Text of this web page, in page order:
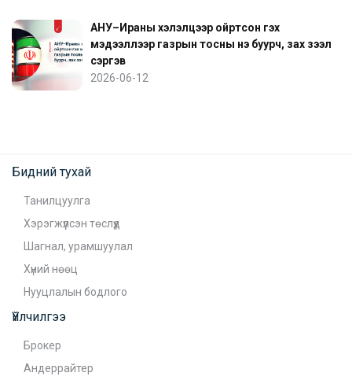
АНУ–Ираны хэлэлцээр ойртсон гэх
мэдээллээр газрын тосны үнэ буурч, зах зээл
сэргэв
2026-06-12
Бидний тухай
Танилцуулга
Хэрэгжүүлсэн төслүүд
Шагнал, урамшуулал
Хүний нөөц
Нууцлалын бодлого
Үйлчилгээ
Брокер
Андеррайтер